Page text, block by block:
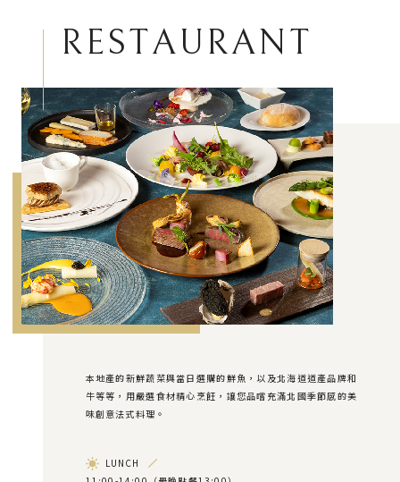
RESTAURANT
本地產的新鮮蔬菜與當日選購的鮮魚， 以及北海道道產品牌和
牛等等，用嚴選食材精心烹飪， 讓您品嚐充滿北國季節感的美
味創意法式料理。
LUNCH